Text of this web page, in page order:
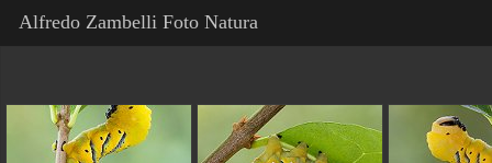
Alfredo Zambelli Foto Natura